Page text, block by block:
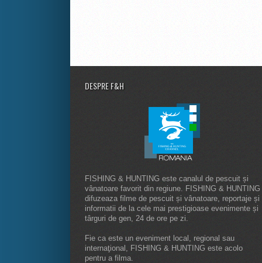
DESPRE F&H
FISHING & HUNTING este canalul de pescuit și
vânatoare favorit din regiune. FISHING & HUNTING
difuzeaza filme de pescuit și vânatoare, reportaje și
informatii de la cele mai prestigioase evenimente și
târguri de gen, 24 de ore pe zi.
Fie ca este un eveniment local, regional sau
internaţional, FISHING & HUNTING este acolo
pentru a filma.